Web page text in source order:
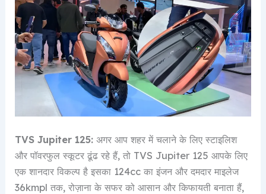
TVS Jupiter 125:अगर आप शहर में चलाने के लिए स्टाइलिश
और पॉवरफुल स्कूटर ढूंढ रहे हैं, तो TVS Jupiter 125 आपके लिए
एक शानदार विकल्प है इसका 124cc का इंजन और दमदार माइलेज
36kmpl तक, रोज़ाना के सफर को आसान और किफायती बनाता हैं,